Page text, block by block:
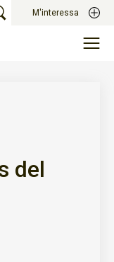
M'interessa
del